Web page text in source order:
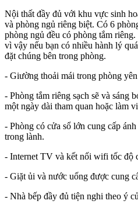
Nội thất đầy đủ với khu vực sinh
và phòng ngủ riêng biệt. Có 6
phòng ngủ đều có phòng tắm
vì vậy nếu bạn có nhiều hành lý
đặt chúng bên trong phòng.
- Giường thoải mái trong phòng
- Phòng tắm riêng sạch sẽ và sáng
một ngày dài tham quan hoặc làm
- Phòng có cửa sổ lớn cung cấp
trong lành.
- Internet TV và kết nối wifi tốc độ
- Giặt ủi và nước uống được cung
- Nhà bếp đầy đủ tiện nghi theo ý